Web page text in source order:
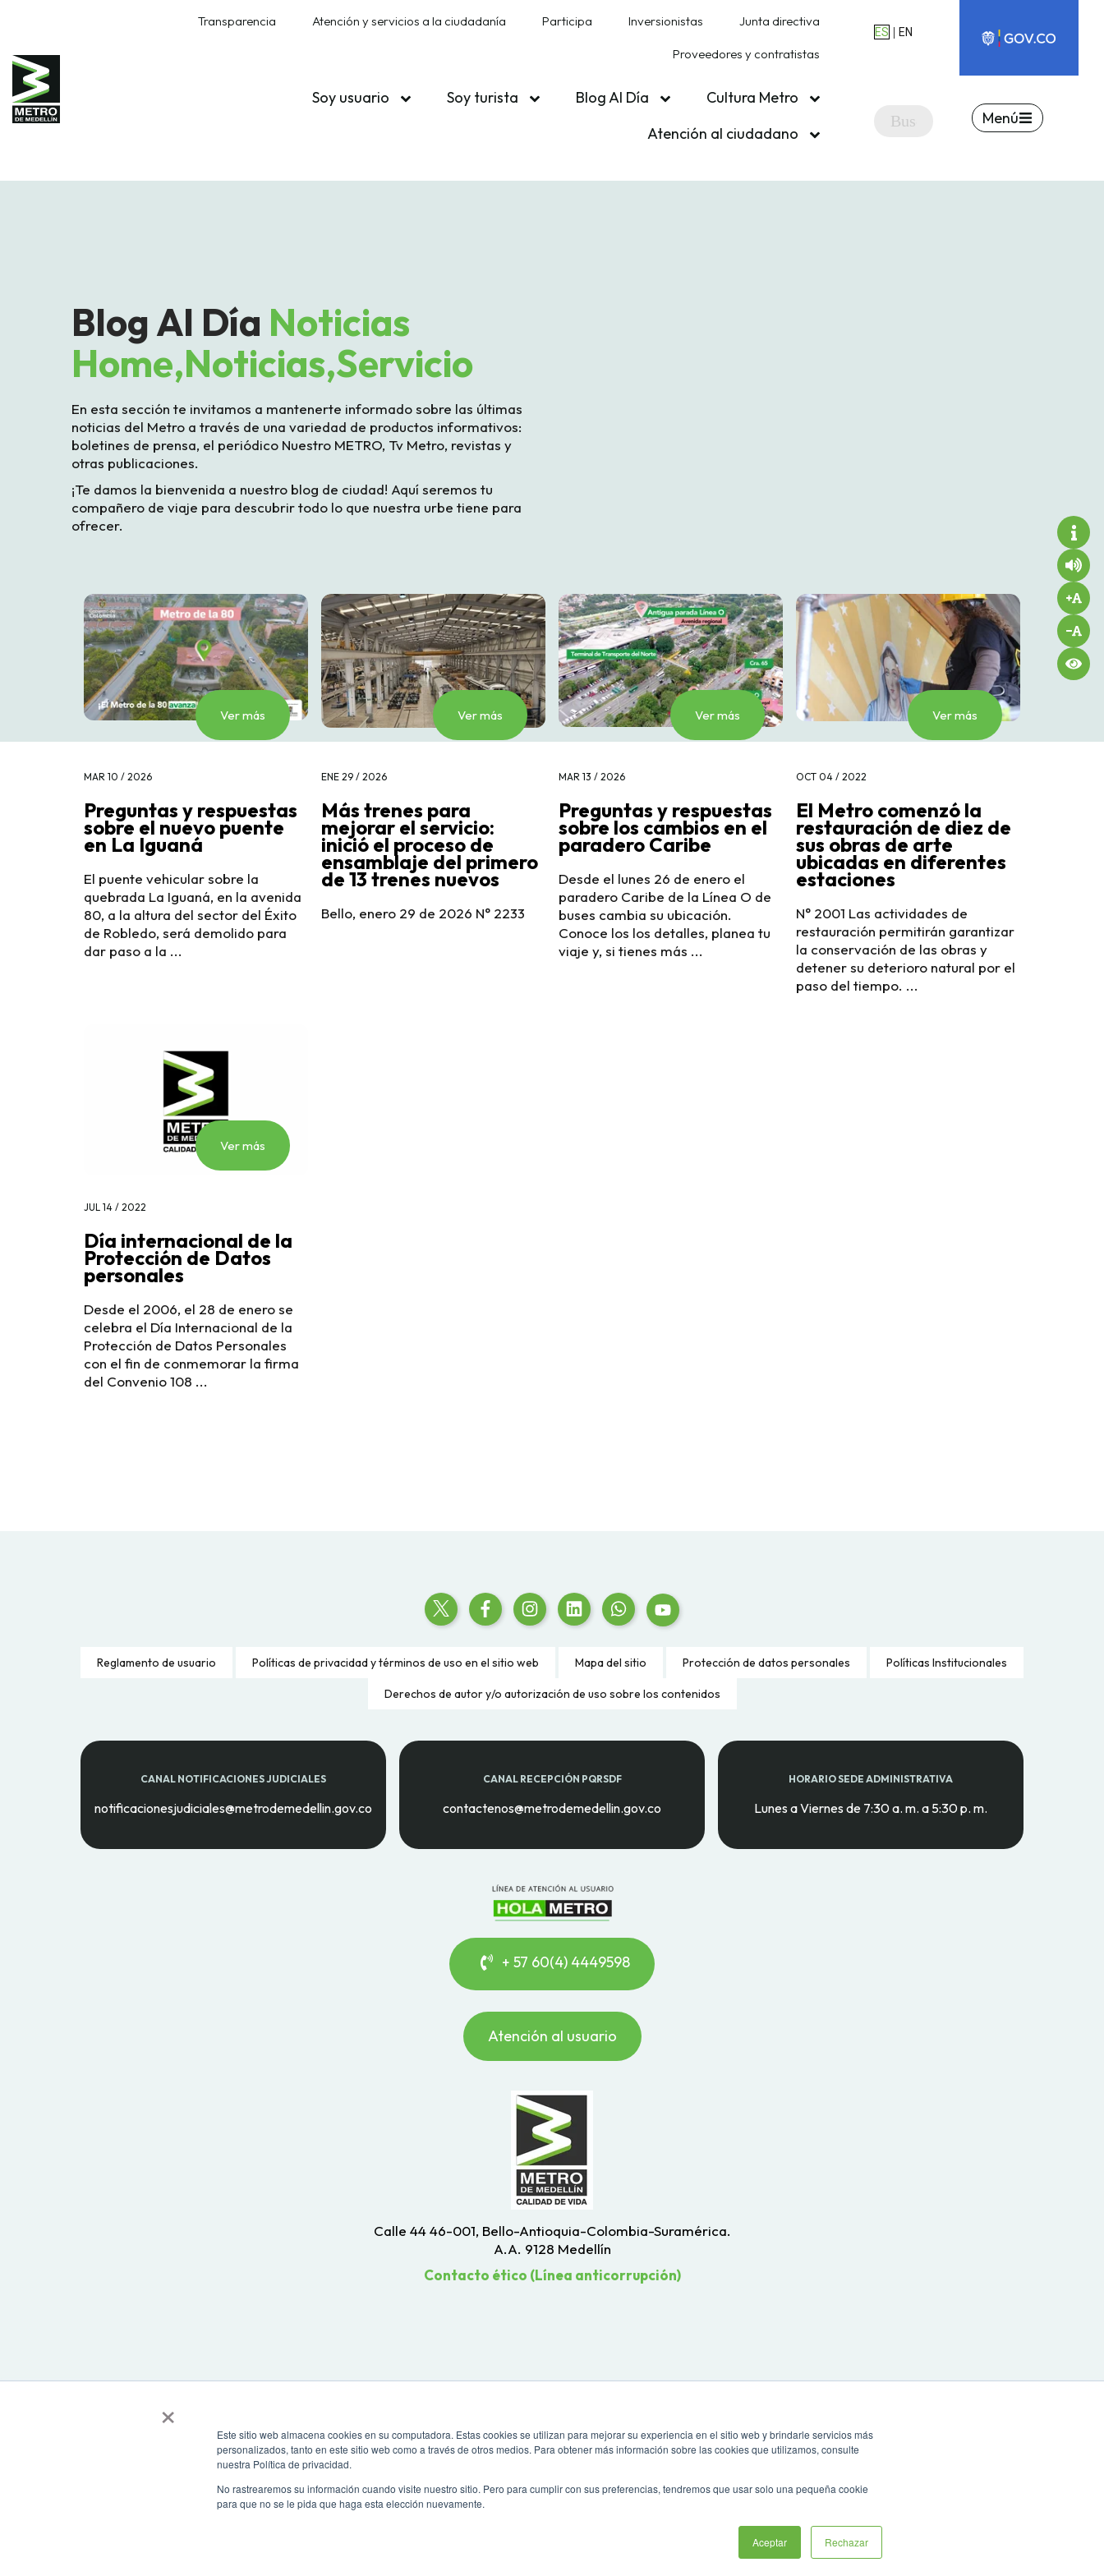
×
Este sitio web almacena cookies en su computadora. Estas cookies se utilizan para mejorar su experiencia en el sitio web y brindarle servicios más
personalizados, tanto en este sitio web como a través de otros medios. Para obtener más información sobre las cookies que utilizamos, consulte
nuestra Política de privacidad.
No rastrearemos su información cuando visite nuestro sitio. Pero para cumplir con sus preferencias, tendremos que usar solo una pequeña cookie
para que no se le pida que haga esta elección nuevamente.
Aceptar Rechazar
Transparencia Atención y servicios a la ciudadanía Participa Inversionistas Junta directiva
Proveedores y contratistas
ES | EN
Soy usuario Soy turista Blog Al Día
Cultura Metro
Atención al ciudadano
Menú
Blog Al Día Noticias
Home,Noticias,Servicio
En esta sección te invitamos a mantenerte informado sobre las últimas
noticias del Metro a través de una variedad de productos informativos:
boletines de prensa, el periódico Nuestro METRO, Tv Metro, revistas y
otras publicaciones.
¡Te damos la bienvenida a nuestro blog de ciudad! Aquí seremos tu
compañero de viaje para descubrir todo lo que nuestra urbe tiene para
ofrecer.
Ver más
MAR 10 / 2026
Preguntas y respuestas
sobre el nuevo puente
en La Iguaná
El puente vehicular sobre la
quebrada La Iguaná, en la avenida
80, a la altura del sector del Éxito
de Robledo, será demolido para
dar paso a la ...
Ver más
ENE 29 / 2026
Más trenes para
mejorar el servicio:
inició el proceso de
ensamblaje del primero
de 13 trenes nuevos
Bello, enero 29 de 2026 N° 2233
Ver más
MAR 13 / 2026
Preguntas y respuestas
sobre los cambios en el
paradero Caribe
Desde el lunes 26 de enero el
paradero Caribe de la Línea O de
buses cambia su ubicación.
Conoce los los detalles, planea tu
viaje y, si tienes más ...
Ver más
OCT 04 / 2022
El Metro comenzó la
restauración de diez de
sus obras de arte
ubicadas en diferentes
estaciones
N° 2001 Las actividades de
restauración permitirán garantizar
la conservación de las obras y
detener su deterioro natural por el
paso del tiempo. ...
Ver más
JUL 14 / 2022
Día internacional de la
Protección de Datos
personales
Desde el 2006, el 28 de enero se
celebra el Día Internacional de la
Protección de Datos Personales
con el fin de conmemorar la firma
del Convenio 108 ...
Reglamento de usuario Políticas de privacidad y términos de uso en el sitio web Mapa del sitio Protección de datos personales Políticas Institucionales
Derechos de autor y/o autorización de uso sobre los contenidos
CANAL NOTIFICACIONES JUDICIALES
notificacionesjudiciales@metrodemedellin.gov.co
CANAL RECEPCIÓN PQRSDF
contactenos@metrodemedellin.gov.co
HORARIO SEDE ADMINISTRATIVA
Lunes a Viernes de 7:30 a. m. a 5:30 p. m.
+ 57 60(4) 4449598
Atención al usuario
Calle 44 46-001, Bello-Antioquia-Colombia-Suramérica.
A.A. 9128 Medellín
Contacto ético (Línea anticorrupción)